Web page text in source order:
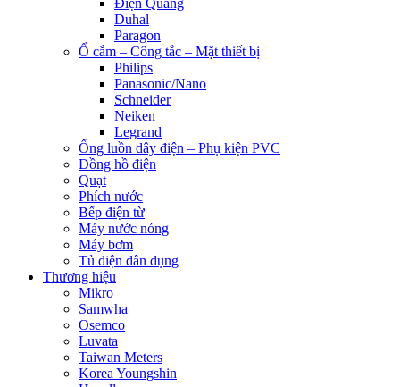
Điện Quang
Duhal
Paragon
Ổ cắm – Công tắc – Mặt thiết bị
Philips
Panasonic/Nano
Schneider
Neiken
Legrand
Ống luồn dây điện – Phụ kiện PVC
Đồng hồ điện
Quạt
Phích nước
Bếp điện từ
Máy nước nóng
Máy bơm
Tủ điện dân dụng
Thương hiệu
Mikro
Samwha
Osemco
Luvata
Taiwan Meters
Korea Youngshin